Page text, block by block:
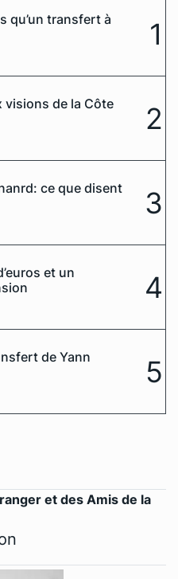
qu’un transfert à
1
visions de la Côte
2
ce que disent
3
et un
4
de Yann
5
et des Amis de la